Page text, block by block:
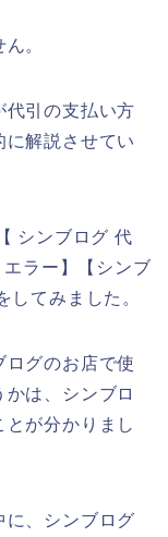
。
代引の支払い方
解説させてい
シンブログ 代
ラー】【シンブ
てみました。
ログのお店で使
は、シンブロ
が分かりまし
に、シンブログ